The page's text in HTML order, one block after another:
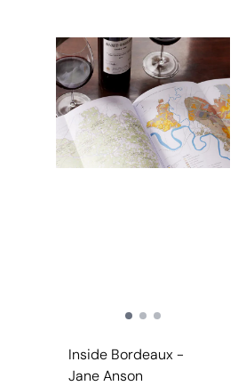
Inside Bordeaux -
Jane Anson